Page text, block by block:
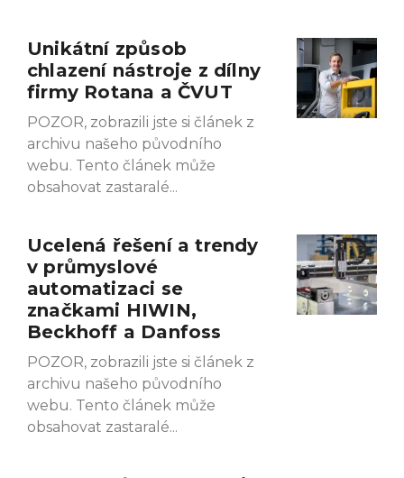
Unikátní způsob
chlazení nástroje z dílny
firmy Rotana a ČVUT
POZOR, zobrazili jste si článek z
archivu našeho původního
webu. Tento článek může
obsahovat zastaralé
Ucelená řešení a trendy
v průmyslové
automatizaci se
značkami HIWIN,
Beckhoff a Danfoss
POZOR, zobrazili jste si článek z
archivu našeho původního
webu. Tento článek může
obsahovat zastaralé